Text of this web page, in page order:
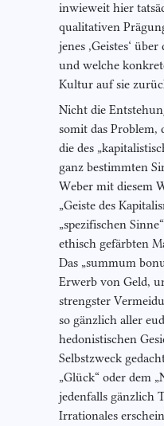
inwieweit hier
qualitativen
jenes ,Geistes‘
und welche
Kultur auf sie
Nicht die
somit das Problem,
die des
ganz bestimmten
Weber mit diesem
„Geiste des
„spezifischen
ethisch gefärbten
Das „summum
Erwerb von Geld,
strengster
so gänzlich aller
hedonistischen
Selbstzweck
„Glück“ oder dem
jedenfalls gänzlich
Irrationales